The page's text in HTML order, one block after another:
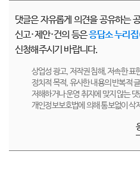
댓글은 자유롭게 의견을 공유하는
신고·제안·건의 등은응답소 누리
신청해주시기 바랍니다.
상업성 광고, 저작권 침해, 저속한 표
정치적 목적, 유사한 내용의 반복적
저해하거나 운영 취지에 맞지 않는
개인정보보호법에 의해 통보없이 삭